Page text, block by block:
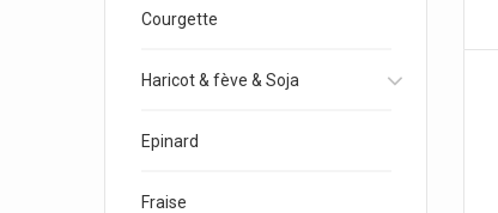
Courgette
Haricot & fève & Soja
Epinard
Fraise